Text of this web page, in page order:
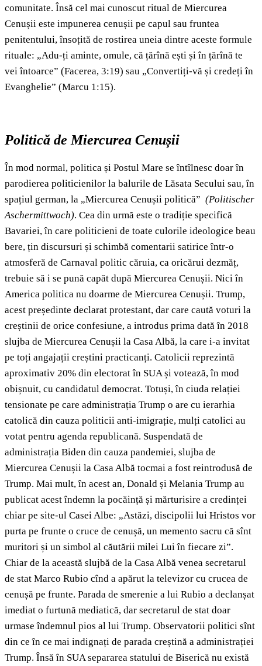
comunitate. Însă cel mai cunoscut ritual de Miercurea
Cenușii este impunerea cenușii pe capul sau fruntea
penitentului, însoțită de rostirea uneia dintre aceste formule
rituale: „Adu-ți aminte, omule, că țărînă ești și în țărînă te
vei întoarce” (Facerea, 3:19) sau „Convertiți-vă și credeți în
Evanghelie” (Marcu 1:15).
Politică de Miercurea Cenușii
În mod normal, politica și Postul Mare se întîlnesc doar în
parodierea politicienilor la balurile de Lăsata Secului sau, în
spațiul german, la „Miercurea Cenușii politică” (Politischer
Aschermittwoch). Cea din urmă este o tradiție specifică
Bavariei, în care politicieni de toate culorile ideologice beau
bere, țin discursuri și schimbă comentarii satirice într-o
atmosferă de Carnaval politic căruia, ca oricărui dezmăț,
trebuie să i se pună capăt după Miercurea Cenușii. Nici în
America politica nu doarme de Miercurea Cenușii. Trump,
acest președinte declarat protestant, dar care caută voturi la
creștinii de orice confesiune, a introdus prima dată în 2018
slujba de Miercurea Cenușii la Casa Albă, la care i-a invitat
pe toți angajații creștini practicanți. Catolicii reprezintă
aproximativ 20% din electorat în SUA și votează, în mod
obișnuit, cu candidatul democrat. Totuși, în ciuda relației
tensionate pe care administrația Trump o are cu ierarhia
catolică din cauza politicii anti-imigrație, mulți catolici au
votat pentru agenda republicană. Suspendată de
administrația Biden din cauza pandemiei, slujba de
Miercurea Cenușii la Casa Albă tocmai a fost reintrodusă de
Trump. Mai mult, în acest an, Donald și Melania Trump au
publicat acest îndemn la pocăință și mărturisire a credinței
chiar pe site-ul Casei Albe: „Astăzi, discipolii lui Hristos vor
purta pe frunte o cruce de cenușă, un memento sacru că sînt
muritori și un simbol al căutării milei Lui în fiecare zi”.
Chiar de la această slujbă de la Casa Albă venea secretarul
de stat Marco Rubio cînd a apărut la televizor cu crucea de
cenușă pe frunte. Parada de smerenie a lui Rubio a declanșat
imediat o furtună mediatică, dar secretarul de stat doar
urmase îndemnul pios al lui Trump. Observatorii politici sînt
din ce în ce mai indignați de parada creștină a administrației
Trump. Însă în SUA separarea statului de Biserică nu există